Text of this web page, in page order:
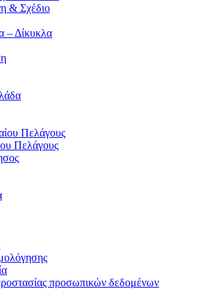
& Σχέδιο
– Δίκυκλα
Πελάγους
Πελάγους
προσωπικών δεδομένων